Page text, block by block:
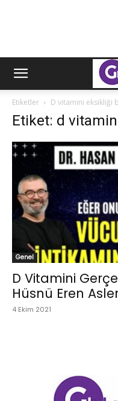
Etiketler D vitamini eksikliği
Etiket: d
Genel
D Vitamini
Hüsnü Eren
4 Ekim 2021